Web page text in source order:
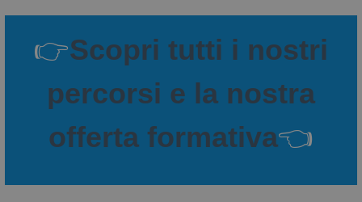
👉Scopri tutti i nostri
percorsi e la nostra
offerta formativa👈